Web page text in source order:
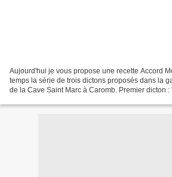
Aujourd'hui je vous propose une recette Accord
temps la série de trois dictons proposés dans la
de la Cave Saint Marc à Caromb. Premier dicton